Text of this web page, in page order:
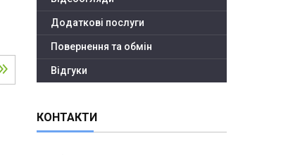
Додаткові послуги
Повернення та обмін
Відгуки
КОНТАКТИ